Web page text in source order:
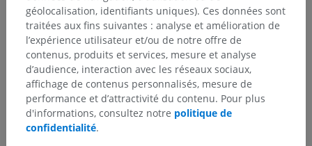
Anatomie vétérinaire
Termes relatifs aux membres> Latéral
Structures sous-jacentes :Il n'y a aucune structure
sous-jacente
géolocalisation, identifiants uniques). Ces données sont
traitées aux fins suivantes : analyse et amélioration de
l’expérience utilisateur et/ou de notre offre de
contenus, produits et services, mesure et analyse
d’audience, interaction avec les réseaux sociaux,
affichage de contenus personnalisés, mesure de
performance et d’attractivité du contenu. Pour plus
d'informations, consultez notre politique de
confidentialité.